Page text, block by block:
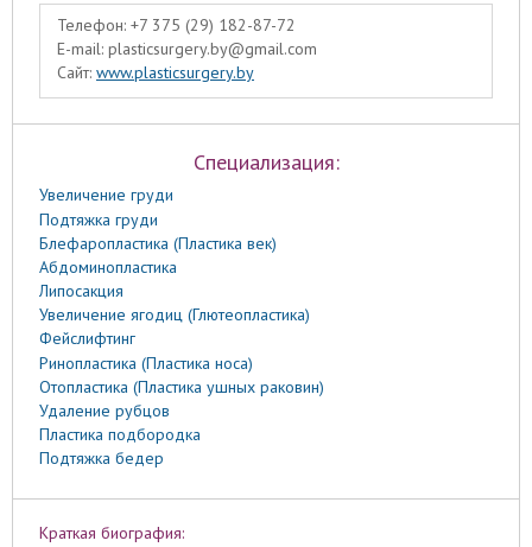
Телефон: +7 375 (29) 182-87-72
E-mail: plasticsurgery.by@gmail.com
Сайт: www.plasticsurgery.by
Специализация:
Увеличение груди
Подтяжка груди
Блефаропластика (Пластика век)
Абдоминопластика
Липосакция
Увеличение ягодиц (Глютеопластика)
Фейслифтинг
Ринопластика (Пластика носа)
Отопластика (Пластика ушных раковин)
Удаление рубцов
Пластика подбородка
Подтяжка бедер
Краткая биография: